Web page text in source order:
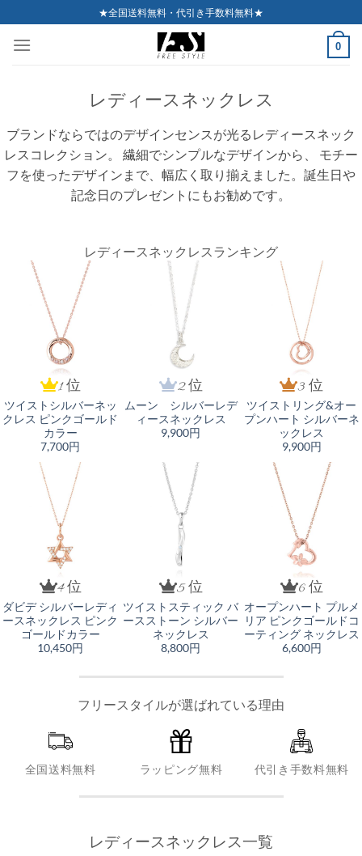
to
content
★全国送料無料・代引き手数料無料★
0
レディースネックレス
ブランドならではのデザインセンスが光るレディースネック
レスコレクション。 繊細でシンプルなデザインから、 モチー
フを使ったデザインまで、幅広く取り揃えました。誕生日や
記念日のプレゼントにもお勧めです。
レディースネックレスランキング
1 位
ツイストシルバーネッ
クレス ピンクゴールド
カラー
7,700円
2 位
ムーン シルバーレデ
ィースネックレス
9,900円
3 位
ツイストリング&オー
プンハート シルバーネ
ックレス
9,900円
4 位
ダビデ シルバーレディ
ースネックレス ピンク
ゴールドカラー
10,450円
5 位
ツイストスティック バ
ースストーン シルバー
ネックレス
8,800円
6 位
オープンハート プルメ
リア ピンクゴールドコ
ーティング ネックレス
6,600円
フリースタイルが選ばれている理由
全国送料無料 ラッピング無料 代引き手数料無料
レディースネックレス一覧